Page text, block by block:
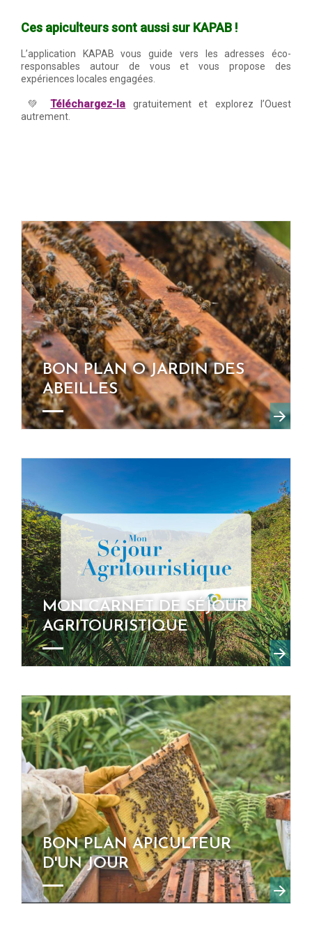
Ces apiculteurs sont aussi sur KAPAB !
L’application KAPAB vous guide vers les adresses éco-
responsables autour de vous et vous propose des
expériences locales engagées.
💚Téléchargez-la gratuitement et explorez l’Ouest
autrement.
BON PLAN O JARDIN DES
ABEILLES
MON CARNET DE SÉJOUR
AGRITOURISTIQUE
BON PLAN APICULTEUR
D'UN JOUR